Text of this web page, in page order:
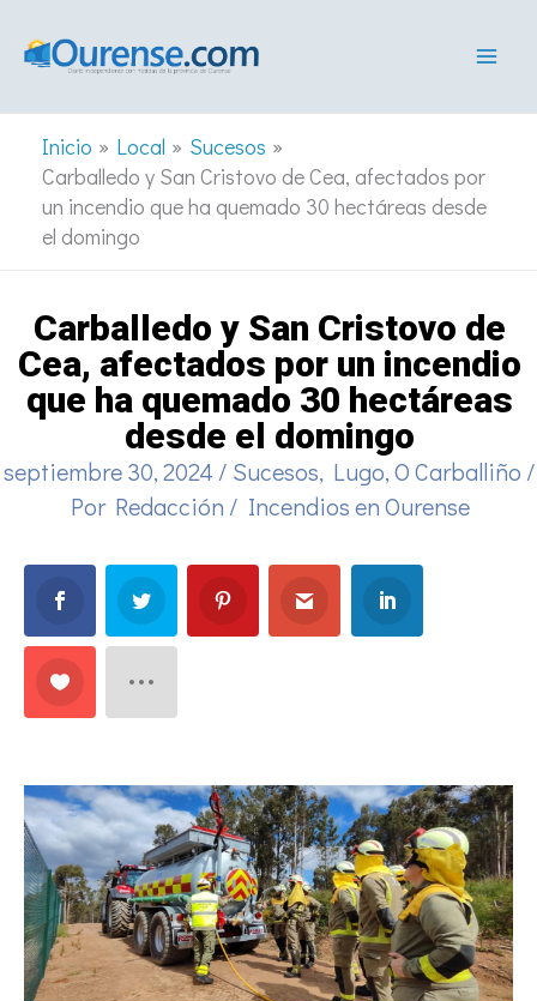
Inicio Local
Sucesos
Carballedo y San Cristovo de Cea, afectados por
un incendio que ha quemado 30 hectáreas desde
el domingo
Carballedo y San Cristovo de
Cea, afectados por un incendio
que ha quemado 30 hectáreas
desde el domingo
septiembre 30, 2024 / Sucesos, Lugo,O Carballiño /
Por Redacción / Incendios en Ourense